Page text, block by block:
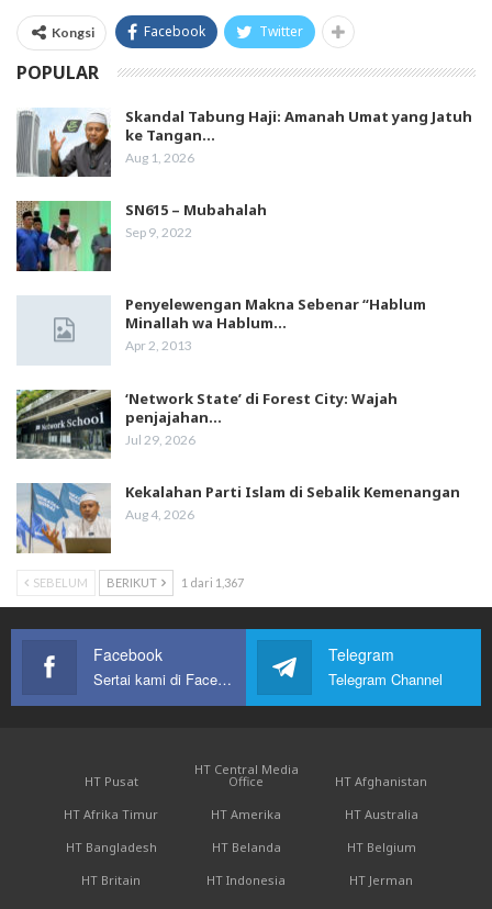
Kongsi Facebook Twitter
POPULAR
Skandal Tabung Haji: Amanah Umat yang Jatuh
ke Tangan…
Aug 1, 2026
SN615 – Mubahalah
Sep 9, 2022
Penyelewengan Makna Sebenar “Hablum
Minallah wa Hablum…
Apr 2, 2013
‘Network State’ di Forest City: Wajah
penjajahan…
Jul 29, 2026
Kekalahan Parti Islam di Sebalik Kemenangan
Aug 4, 2026
SEBELUM BERIKUT 1 dari 1,367
Facebook
Sertai kami di Facebook
Telegram
Telegram Channel
HT Pusat
HT Central Media
Office
HT Afghanistan
HT Afrika Timur
HT Amerika
HT Australia
HT Bangladesh
HT Belanda
HT Belgium
HT Britain
HT Indonesia
HT Jerman